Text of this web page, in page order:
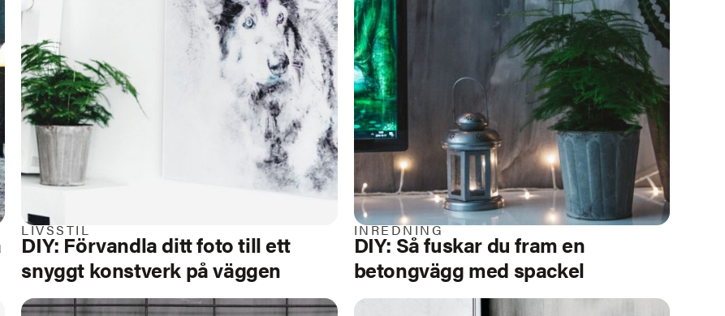
LIVSSTIL
DIY: Förvandla ditt foto till ett
snyggt konstverk på väggen
INREDNING
DIY: Så fuskar du fram en
betongvägg med spackel